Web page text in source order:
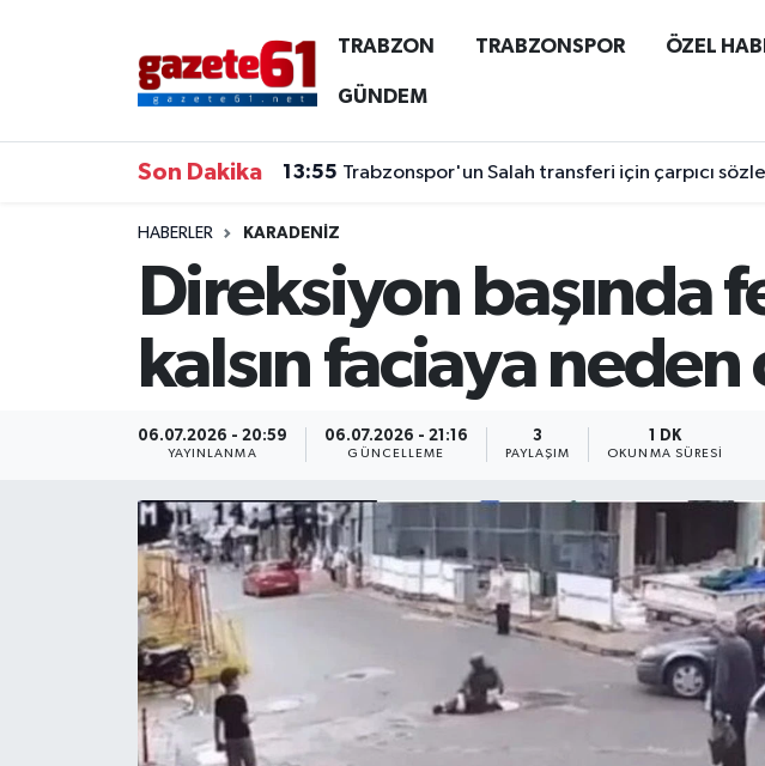
TRABZON TRABZONSPOR ÖZEL
GÜNDEM
Son Dakika 13:55 Trabzonspor'un Salah transferi için çarpıcı
HABERLER KARADENİZ
Direksiyon başında
kalsın faciaya
06.07.2026 - 20:59
YAYINLANMA
06.07.2026 - 21:16
GÜNCELLEME
3
PAYLAŞIM
1 DK
OKUNMA SÜRESI
TRABZON
KAYNAR KAZAN
SİYASET
Trabzon Nöbetçi Eczaneler
Trabzon Trafik Yoğunluk Haritası
Süper Lig Puan Durumu ve Fikstür
Son Dakika Haberleri
Haber Arşivi